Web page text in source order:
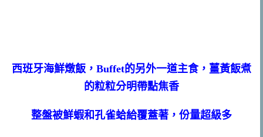
西班牙海鮮燉飯，Buffet的另外一道主食，薑黃飯煮
的粒粒分明帶點焦香
整盤被鮮蝦和孔雀蛤給覆蓋著，份量超級多